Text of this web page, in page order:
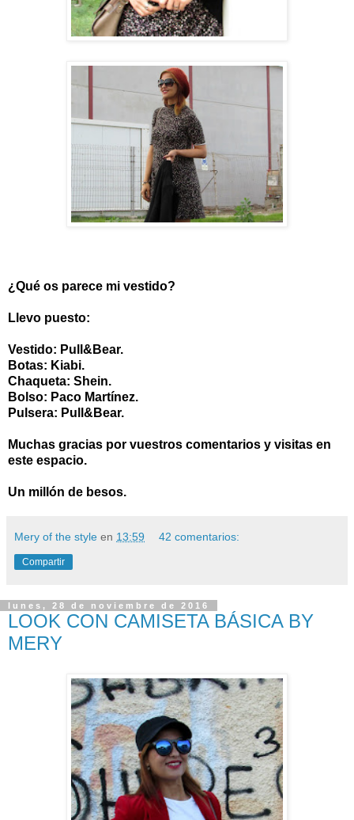
¿Qué os parece mi vestido?
Llevo puesto:
Vestido: Pull&Bear.
Botas: Kiabi.
Chaqueta: Shein.
Bolso: Paco Martínez.
Pulsera: Pull&Bear.
Muchas gracias por vuestros comentarios y visitas en
este espacio.
Un millón de besos.
Mery of the style en 13:59 42 comentarios:
Compartir
lunes, 28 de noviembre de 2016
LOOK CON CAMISETA BÁSICA BY
MERY